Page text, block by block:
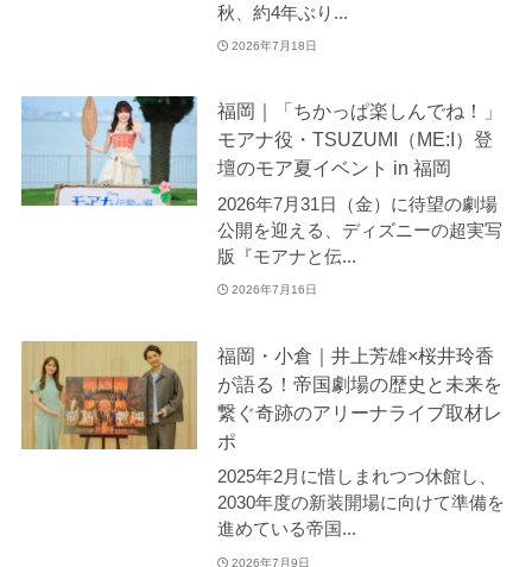
秋、約4年ぶり...
2026年7月18日
福岡｜「ちかっぱ楽しんでね！」
モアナ役・TSUZUMI（ME:I）登
壇のモア夏イベント in 福岡
2026年7月31日（金）に待望の劇場
公開を迎える、ディズニーの超実写
版『モアナと伝...
2026年7月16日
福岡・小倉｜井上芳雄×桜井玲香
が語る！帝国劇場の歴史と未来を
繋ぐ奇跡のアリーナライブ取材レ
ポ
2025年2月に惜しまれつつ休館し、
2030年度の新装開場に向けて準備を
進めている帝国...
2026年7月9日